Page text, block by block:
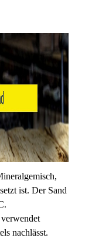
ist. Der Sand
nachlässt.